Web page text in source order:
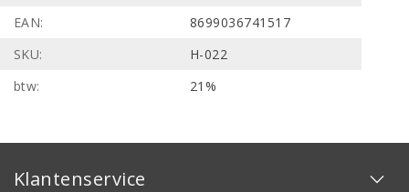
EAN:
8699036741517
SKU:
H-022
btw:
21%
Klantenservice